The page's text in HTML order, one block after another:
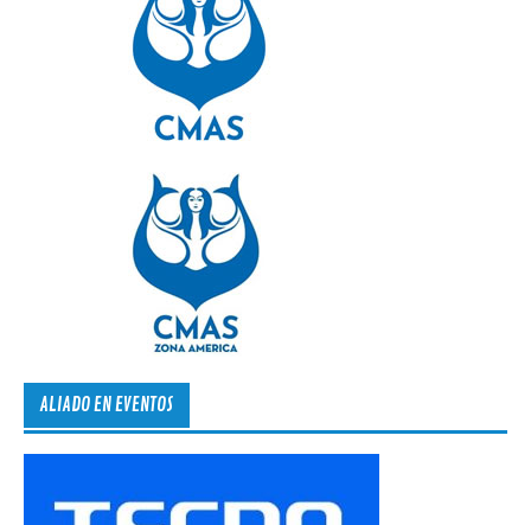
ALIADO EN EVENTOS